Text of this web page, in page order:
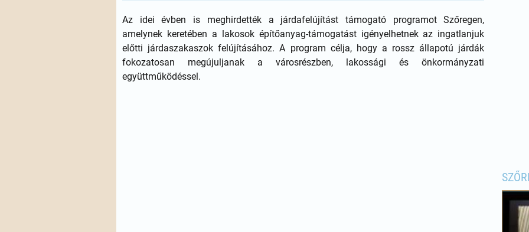
Az idei évben is meghirdették a járdafelújítást támogató programot Szőregen,
amelynek keretében a lakosok építőanyag-támogatást igényelhetnek az ingatlanjuk
előtti járdaszakaszok felújításához. A program célja, hogy a rossz állapotú járdák
fokozatosan megújuljanak a városrészben, lakossági és önkormányzati
együttműködéssel.